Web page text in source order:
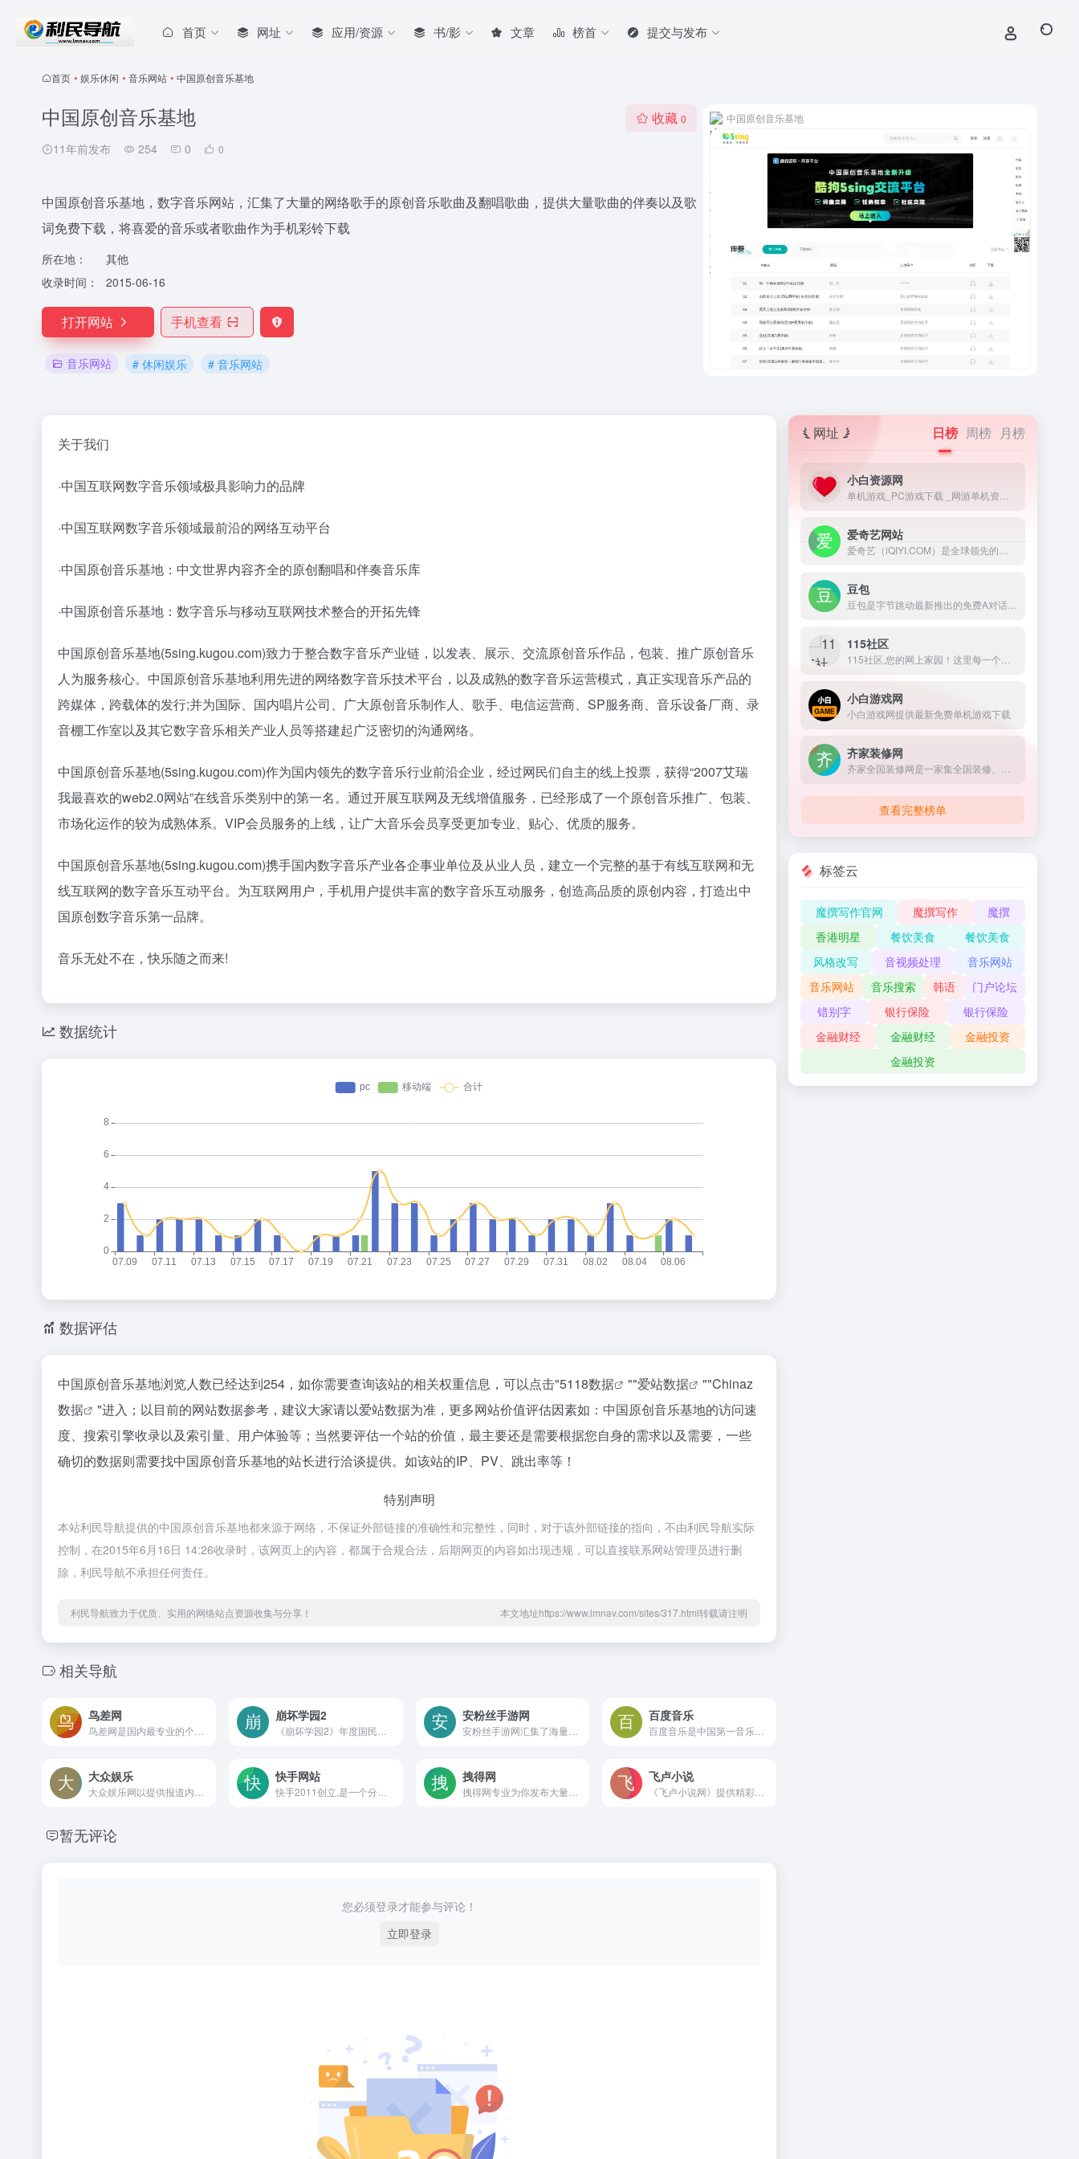
首页 网址 应用/资源 书/影 文章 榜首 提交与发布
首页 • 娱乐休闲 • 音乐网站 • 中国原创音乐基地
中国原创音乐基地
11年前发布 254 0 0
收藏 0
中国原创音乐基地，数字音乐网站，汇集了大量的网络歌手的原创音乐歌曲及翻唱歌曲，提供大量歌曲的伴奏以及歌
词免费下载，将喜爱的音乐或者歌曲作为手机彩铃下载
所在地：
其他
收录时间：
2015-06-16
打开网站 手机查看
音乐网站 # 休闲娱乐 # 音乐网站
中国原创音乐基地
关于我们
·中国互联网数字音乐领域极具影响力的品牌
·中国互联网数字音乐领域最前沿的网络互动平台
·中国原创音乐基地：中文世界内容齐全的原创翻唱和伴奏音乐库
·中国原创音乐基地：数字音乐与移动互联网技术整合的开拓先锋
中国原创音乐基地(5sing.kugou.com)致力于整合数字音乐产业链，以发表、展示、交流原创音乐作品，包装、推广原创音乐
人为服务核心。中国原创音乐基地利用先进的网络数字音乐技术平台，以及成熟的数字音乐运营模式，真正实现音乐产品的
跨媒体，跨载体的发行;并为国际、国内唱片公司、广大原创音乐制作人、歌手、电信运营商、SP服务商、音乐设备厂商、录
音棚工作室以及其它数字音乐相关产业人员等搭建起广泛密切的沟通网络。
中国原创音乐基地(5sing.kugou.com)作为国内领先的数字音乐行业前沿企业，经过网民们自主的线上投票，获得“2007艾瑞
我最喜欢的web2.0网站”在线音乐类别中的第一名。通过开展互联网及无线增值服务，已经形成了一个原创音乐推广、包装、
市场化运作的较为成熟体系。VIP会员服务的上线，让广大音乐会员享受更加专业、贴心、优质的服务。
中国原创音乐基地(5sing.kugou.com)携手国内数字音乐产业各企事业单位及从业人员，建立一个完整的基于有线互联网和无
线互联网的数字音乐互动平台。为互联网用户，手机用户提供丰富的数字音乐互动服务，创造高品质的原创内容，打造出中
国原创数字音乐第一品牌。
音乐无处不在，快乐随之而来!
数据统计
数据评估
中国原创音乐基地浏览人数已经达到254，如你需要查询该站的相关权重信息，可以点击"5118数据 ""爱站数据 ""Chinaz
数据
"进入；以目前的网站数据参考，建议大家请以爱站数据为准，更多网站价值评估因素如：中国原创音乐基地的访问速
度、搜索引擎收录以及索引量、用户体验等；当然要评估一个站的价值，最主要还是需要根据您自身的需求以及需要，一些
确切的数据则需要找中国原创音乐基地的站长进行洽谈提供。如该站的IP、PV、跳出率等！
特别声明
本站利民导航提供的中国原创音乐基地都来源于网络，不保证外部链接的准确性和完整性，同时，对于该外部链接的指向，不由利民导航实际
控制，在2015年6月16日 14:26收录时，该网页上的内容，都属于合规合法，后期网页的内容如出现违规，可以直接联系网站管理员进行删
除，利民导航不承担任何责任。
利民导航致力于优质、实用的网络站点资源收集与分享！ 本文地址https://www.lmnav.com/sites/317.html转载请注明
相关导航
鸟差网 崩坏学园2 安粉丝手游网
安粉丝手游网汇集了海量热门手机游戏、好玩的手游、单机游戏、安卓游戏、ios游戏等。
百度音乐
大众娱乐 快手网站 拽得网
拽得网专业为你发布大量趣闻趣事、世界趣闻、趣闻轶事、奇闻异事、明星八卦、娱乐八卦、影视资讯等方面的资讯信息。
飞卢小说
暂无评论
您必须登录才能参与评论！
立即登录
网址 日榜 周榜 月榜
小白资源网
爱奇艺网站
豆包
115社区
小白游戏网
小白游戏网提供最新免费单机游戏下载
齐家装修网
查看完整榜单
标签云
魔撰写作官网 魔撰写作
魔撰
香港明星
餐饮美食
餐饮美食
风格改写
音视频处理
音乐网站
音乐网站
音乐搜索 韩语
门户论坛
错别字
银行保险
银行保险
金融财经
金融财经
金融投资
金融投资